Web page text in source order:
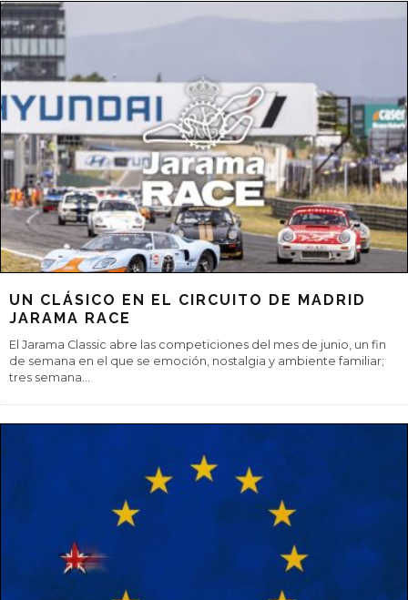
UN CLÁSICO EN EL CIRCUITO DE MADRID
JARAMA RACE
El Jarama Classic abre las competiciones del mes de junio, un fin
de semana en el que se emoción, nostalgia y ambiente familiar;
tres semana...